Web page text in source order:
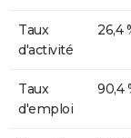
Taux
d'activité
26,4
Taux
d'emploi
90,4